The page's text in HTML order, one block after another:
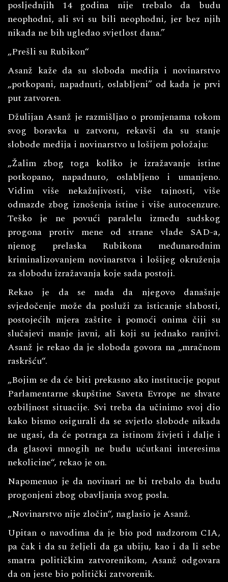
posljednjih 14 godina nije trebalo da budu
neophodni, ali svi su bili neophodni, jer bez njih
nikada ne bih ugledao svjetlost dana.”
„Prešli su Rubikon“
Asanž kaže da su sloboda medija i novinarstvo
„potkopani, napadnuti, oslabljeni” od kada je prvi
put zatvoren.
Džulijan Asanž je razmišljao o promjenama tokom
svog boravka u zatvoru, rekavši da su stanje
slobode medija i novinarstvo u lošijem položaju:
„Žalim zbog toga koliko je izražavanje istine
potkopano, napadnuto, oslabljeno i umanjeno.
Vidim više nekažnjivosti, više tajnosti, više
odmazde zbog iznošenja istine i više autocenzure.
Teško je ne povući paralelu između sudskog
progona protiv mene od strane vlade SAD-a,
njenog prelaska Rubikona međunarodnim
kriminalizovanjem novinarstva i lošijeg okruženja
za slobodu izražavanja koje sada postoji.
Rekao je da se nada da njegovo današnje
svjedočenje može da posluži za isticanje slabosti,
postojećih mjera zaštite i pomoći onima čiji su
slučajevi manje javni, ali koji su jednako ranjivi.
Asanž je rekao da je sloboda govora na „mračnom
raskršću“.
„Bojim se da će biti prekasno ako institucije poput
Parlamentarne skupštine Saveta Evrope ne shvate
ozbiljnost situacije. Svi treba da učinimo svoj dio
kako bismo osigurali da se svjetlo slobode nikada
ne ugasi, da će potraga za istinom živjeti i dalje i
da glasovi mnogih ne budu ućutkani interesima
nekolicine“, rekao je on.
Napomenuo je da novinari ne bi trebalo da budu
progonjeni zbog obavljanja svog posla.
„Novinarstvo nije zločin“, naglasio je Asanž.
Upitan o navodima da je bio pod nadzorom CIA,
pa čak i da su željeli da ga ubiju, kao i da li sebe
smatra političkim zatvorenikom, Asanž odgovara
da on jeste bio politički zatvorenik.